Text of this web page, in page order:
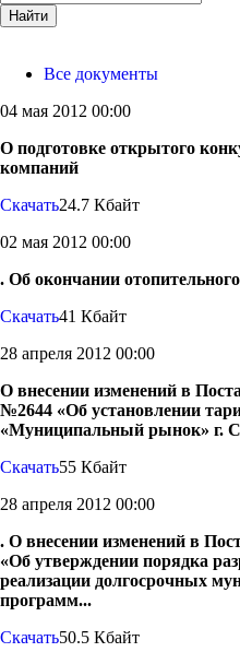
Найти
Все документы
04 мая 2012 00:00
О подготовке открытого
компаний
Скачать24.7 Кбайт
02 мая 2012 00:00
. Об окончании отопительного
Скачать41 Кбайт
28 апреля 2012 00:00
О внесении изменений в
№2644 «Об установлении
«Муниципальный рынок» г.
Скачать55 Кбайт
28 апреля 2012 00:00
. О внесении изменений в
«Об утверждении порядка
реализации долгосрочных
программ...
Скачать50.5 Кбайт